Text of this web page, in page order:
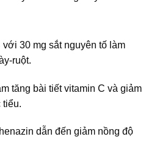
30 mg sắt nguyên tố làm
ruột.
tăng bài tiết vitamin C và giảm
tiểu.
dẫn đến giảm nồng độ